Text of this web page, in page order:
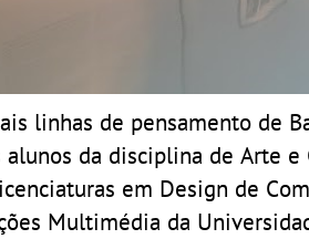
linhas de pensamento de
da disciplina de Arte
em Design de
Multimédia da